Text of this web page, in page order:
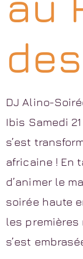
DJ Alino-
Ibis Samedi
s’est
africaine ! En
d’animer le
soirée haute
les premières
s’est